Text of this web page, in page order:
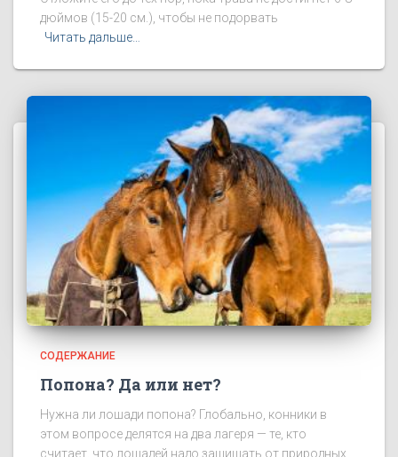
дюймов (15-20 см.), чтобы не подорвать
Читать дальше…
СОДЕРЖАНИЕ
Попона? Да или нет?
Нужна ли лошади попона? Глобально, конники в
этом вопросе делятся на два лагеря — те, кто
считает, что лошадей надо защищать от природных